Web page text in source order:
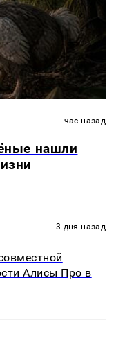
час назад
нашли
3 дня назад
Алисы Про в